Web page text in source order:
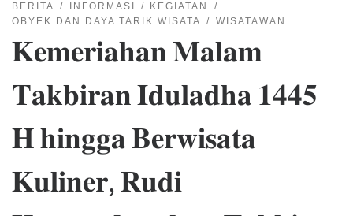
BERITA INFORMASI
KEGIATAN
OBYEK DAN DAYA TARIK WISATA
WISATAWAN
𝐊𝐞𝐦𝐞𝐫𝐢𝐚𝐡𝐚𝐧 𝐌𝐚𝐥𝐚𝐦
𝐓𝐚𝐤𝐛𝐢𝐫𝐚𝐧 𝐈𝐝𝐮𝐥𝐚𝐝𝐡𝐚 𝟏𝟒𝟒𝟓
𝐇 𝐡𝐢𝐧𝐠𝐠𝐚 𝐁𝐞𝐫𝐰𝐢𝐬𝐚𝐭𝐚
𝐊𝐮𝐥𝐢𝐧𝐞𝐫, 𝐑𝐮𝐝𝐢